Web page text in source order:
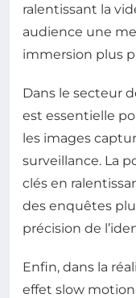
ralentissant la
audience une
immersion plus
Dans le secteur
est essentielle
les images
surveillance. La
clés en
des enquêtes
précision de
Enfin, dans la
effet slow